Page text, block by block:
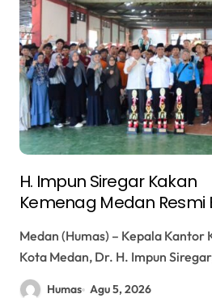
H. Impun Siregar Kakan
Kemenag Medan Resmi
Silaturahmi Antar
Medan (Humas) – Kepala Kantor Kementerian Agama
Kota Medan, Dr. H. Impun
Humas Agu 5, 2026